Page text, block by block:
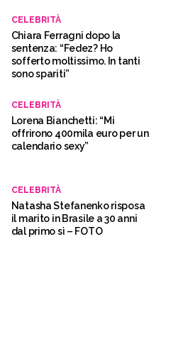
CELEBRITÀ
Chiara Ferragni dopo la
sentenza: “Fedez? Ho
sofferto moltissimo. In tanti
sono spariti”
CELEBRITÀ
Lorena Bianchetti: “Mi
offrirono 400mila euro per un
calendario sexy”
CELEBRITÀ
Natasha Stefanenko risposa
il marito in Brasile a 30 anni
dal primo sì – FOTO